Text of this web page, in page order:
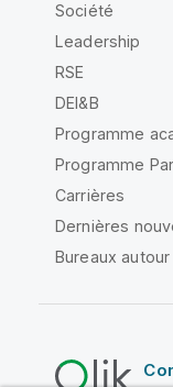
Société
Leadership
RSE
DEI&B
Programme
Programme
Carrières
Dernières
Bureaux